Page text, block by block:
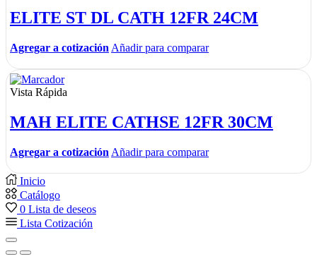
ELITE ST DL CATH 12FR 24CM
Agregar a cotización Añadir para comparar
Vista Rápida
MAH ELITE CATHSE 12FR 30CM
Agregar a cotización Añadir para comparar
Inicio
Catálogo
0 Lista de deseos
Lista Cotización